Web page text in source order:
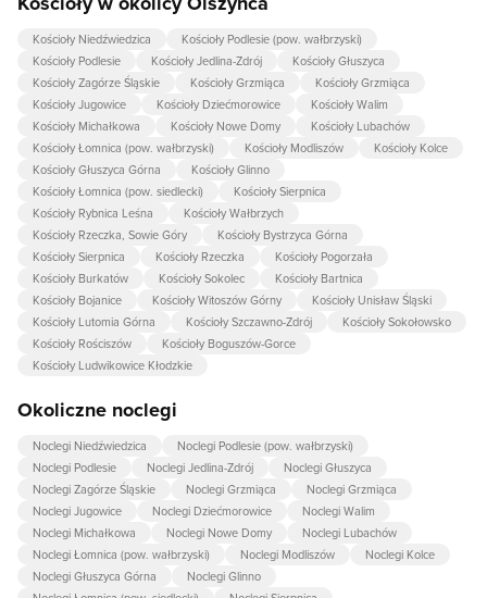
Kościoły Niedźwiedzica
Kościoły Podlesie (pow. wałbrzyski)
Kościoły Podlesie
Kościoły Jedlina-Zdrój
Kościoły Głuszyca
Kościoły Zagórze Śląskie
Kościoły Grzmiąca
Kościoły Grzmiąca
Kościoły Jugowice
Kościoły Dziećmorowice
Kościoły Walim
Kościoły Michałkowa
Kościoły Nowe Domy
Kościoły Lubachów
Kościoły Łomnica (pow. wałbrzyski)
Kościoły Modliszów
Kościoły Kolce
Kościoły Głuszyca Górna
Kościoły Glinno
Kościoły Łomnica (pow. siedlecki)
Kościoły Sierpnica
Kościoły Rybnica Leśna
Kościoły Wałbrzych
Kościoły Rzeczka, Sowie Góry
Kościoły Bystrzyca Górna
Kościoły Sierpnica
Kościoły Rzeczka
Kościoły Pogorzała
Kościoły Burkatów
Kościoły Sokolec
Kościoły Bartnica
Kościoły Bojanice
Kościoły Witoszów Górny
Kościoły Unisław Śląski
Kościoły Lutomia Górna
Kościoły Szczawno-Zdrój
Kościoły Sokołowsko
Kościoły Rościszów
Kościoły Boguszów-Gorce
Kościoły Ludwikowice Kłodzkie
Okoliczne noclegi
Noclegi Niedźwiedzica
Noclegi Podlesie (pow. wałbrzyski)
Noclegi Podlesie
Noclegi Jedlina-Zdrój
Noclegi Głuszyca
Noclegi Zagórze Śląskie
Noclegi Grzmiąca
Noclegi Grzmiąca
Noclegi Jugowice
Noclegi Dziećmorowice
Noclegi Walim
Noclegi Michałkowa
Noclegi Nowe Domy
Noclegi Lubachów
Noclegi Łomnica (pow. wałbrzyski)
Noclegi Modliszów
Noclegi Kolce
Noclegi Głuszyca Górna
Noclegi Glinno